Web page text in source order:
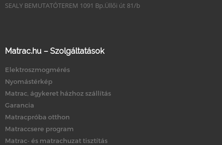
SEALY BEMUTATÓTEREM 1091 Bp.Üllői út 81/b
Matrac.hu – Szolgáltatások
Elektroszmogmérés
Nyomástérkép
Matrac, ágykeret házhoz szállítás
Garancia
Matracpróba otthon
Matraccsere program
Matrac- és matrachuzat tisztítás